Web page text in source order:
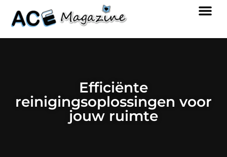
Efficiënte
reinigingsoplossingen voor
jouw ruimte